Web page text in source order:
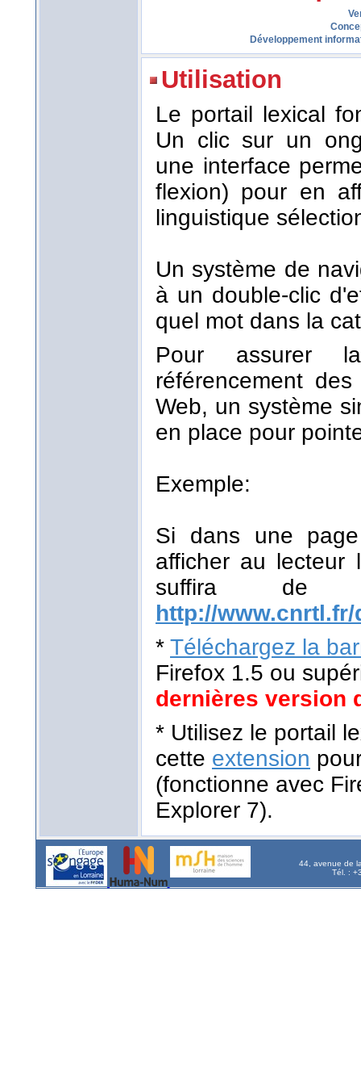
Développement
Utilisation
Le portail lexical
Un clic sur un
une interface
flexion) pour en
linguistique
Un système de
à un double-clic
quel mot dans la
Pour assurer
référencement
Web, un système
en place pour
Exemple:
Si dans une
afficher au lecteur
suffira de
http://
* Téléchargez la
Firefox 1.5 ou
dernières version
* Utilisez le portail
cette extension
(fonctionne avec
Explorer 7).
44, avenue de
Tél. :